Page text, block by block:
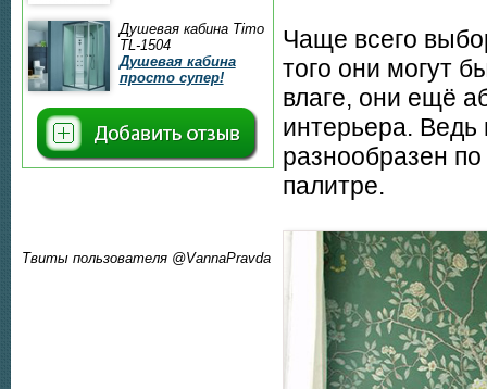
Душевая кабина Timo
TL-1504
Душевая кабина
просто супер!
Твиты пользователя @VannaPravda
Чаще всего
того они могут
влаге, они ещё
интерьера. Ведь
разнообразен
палитре.